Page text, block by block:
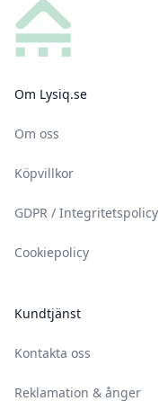
Om Lysiq.se
Om oss
Köpvillkor
GDPR / Integritetspolicy
Cookiepolicy
Kundtjänst
Kontakta oss
Reklamation & ånger